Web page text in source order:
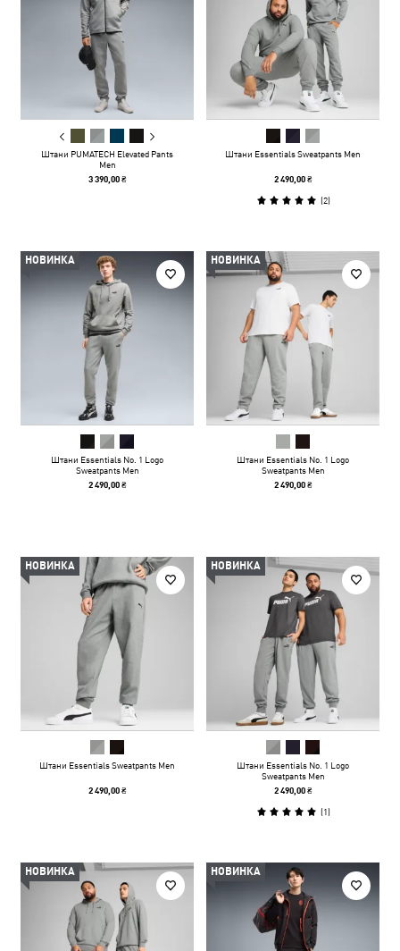
Штани PUMATECH Elevated Pants
Men
3 390,00 ₴
Штани Essentials Sweatpants Men
2 490,00 ₴
(2)
НОВИНКА
Штани Essentials No. 1 Logo
Sweatpants Men
2 490,00 ₴
НОВИНКА
Штани Essentials No. 1 Logo
Sweatpants Men
2 490,00 ₴
НОВИНКА
Штани Essentials Sweatpants Men
2 490,00 ₴
НОВИНКА
Штани Essentials No. 1 Logo
Sweatpants Men
2 490,00 ₴
(1)
НОВИНКА НОВИНКА